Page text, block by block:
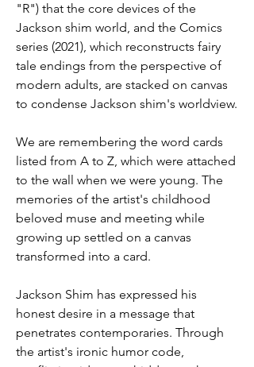
"R") that the core devices of the
Jackson shim world, and the Comics
series (2021), which reconstructs fairy
tale endings from the perspective of
modern adults, are stacked on canvas
to condense Jackson shim's worldview.
We are remembering the word cards
listed from A to Z, which were attached
to the wall when we were young. The
memories of the artist's childhood
beloved muse and meeting while
growing up settled on a canvas
transformed into a card.
Jackson Shim has expressed his
honest desire in a message that
penetrates contemporaries. Through
the artist's ironic humor code,